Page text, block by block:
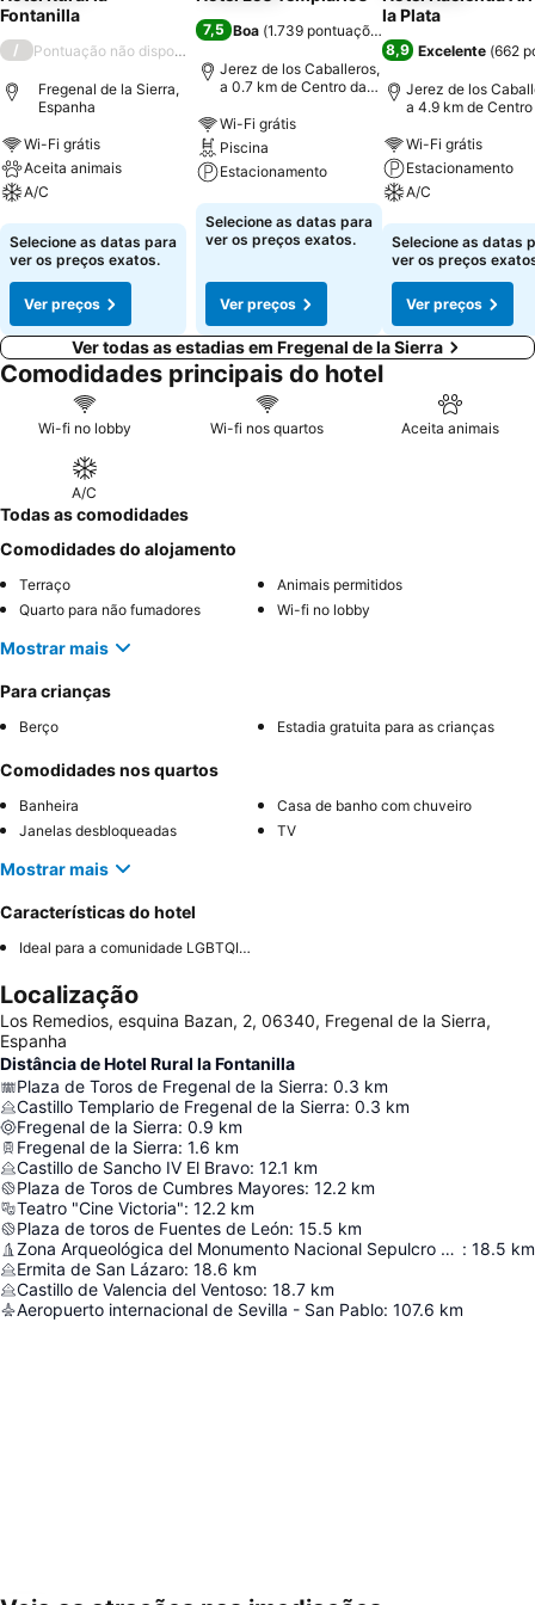
Fontanilla
/ Pontuação não disponível
Fregenal de la Sierra,
Espanha
Wi-Fi grátis
Aceita animais
A/C
Ver preços
Selecione as datas para
ver os preços exatos.
Ver preços
7,5 Boa (1.739 pontuações
Jerez de los Caballeros,
a 0.7 km de Centro da
Wi-Fi grátis
Piscina
Estacionamento
Ver preços
Selecione as datas para
ver os preços exatos.
Ver preços
la Plata
8,9 Excelente (662
Jerez de los
a 4.9 km de
Wi-Fi grátis
Estacionamento
A/C
Ver preços
Selecione as datas
ver os preços
Ver preços
Ver todas as estadias em Fregenal de la Sierra
Comodidades principais do hotel
Wi-fi no lobby Wi-fi nos quartos Aceita animais
A/C
Todas as comodidades
Comodidades do alojamento
Terraço
Animais permitidos
Quarto para não fumadores
Wi-fi no lobby
Mostrar mais
Para crianças
Berço Estadia gratuita para as crianças
Comodidades nos quartos
Banheira
Casa de banho com chuveiro
Janelas desbloqueadas
TV
Mostrar mais
Características do hotel
Ideal para a comunidade LGBTQIA+
Localização
Los Remedios, esquina Bazan, 2, 06340, Fregenal de la Sierra,
Espanha
Distância de Hotel Rural la Fontanilla
Plaza de Toros de Fregenal de la Sierra: 0.3 km
Castillo Templario de Fregenal de la Sierra: 0.3 km
Fregenal de la Sierra: 0.9 km
Fregenal de la Sierra: 1.6 km
Castillo de Sancho IV El Bravo: 12.1 km
Plaza de Toros de Cumbres Mayores: 12.2 km
Teatro "Cine Victoria": 12.2 km
Plaza de toros de Fuentes de León: 15.5 km
Zona Arqueológica del Monumento Nacional Sepulcro Megalítico de la Granja del Toriñuelo : 18.5 km
Ermita de San Lázaro: 18.6 km
Castillo de Valencia del Ventoso: 18.7 km
Aeropuerto internacional de Sevilla - San Pablo: 107.6 km